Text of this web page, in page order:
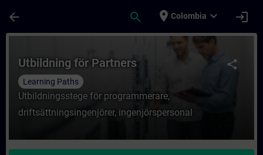
arrow_back search place Colombia expand_more login
Course - Utbildning för Partners -
share
Utbildning för Partners
Learning Paths
Utbildningsstege för programmerare,
driftsättningsingenjörer, ingenjörspersonal